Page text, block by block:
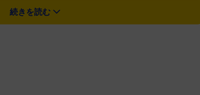
息子とともに三味線を演奏し、親子共演を果たし
際のエピソードとともに、次世代へ音をつなぐ父
続きを読む